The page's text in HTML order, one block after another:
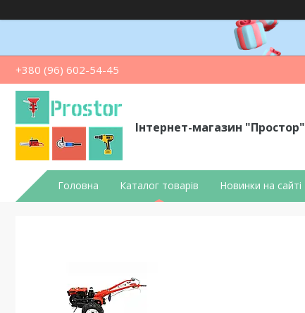
+380 (96) 602-54-45
Інтернет-магазин "Простор"
Головна Каталог товарів Новинки на сайті